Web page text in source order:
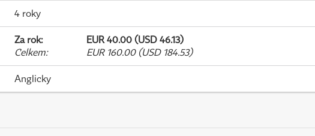
4 roky
Za rok:
EUR 40.00 (USD 46.13)
Celkem: EUR 160.00 (USD 184.53)
Anglicky